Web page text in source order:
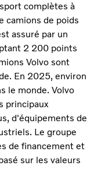
complètes à
camions de poids
assuré par un
2 200 points
Volvo sont
En 2025, environ
le monde. Volvo
principaux
d'équipements de
Le groupe
de financement et
sur les valeurs